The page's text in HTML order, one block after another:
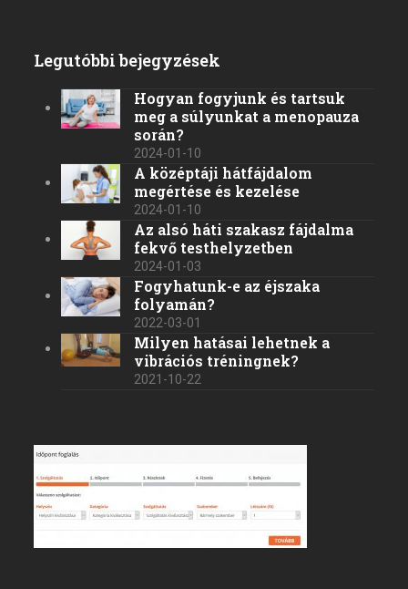
Legutóbbi bejegyzések
Hogyan fogyjunk és tartsuk
meg a súlyunkat a menopauza
során?
2024-01-10
A középtáji hátfájdalom
megértése és kezelése
2024-01-10
Az alsó háti szakasz fájdalma
fekvő testhelyzetben
2024-01-03
Fogyhatunk-e az éjszaka
folyamán?
2022-03-01
Milyen hatásai lehetnek a
vibrációs tréningnek?
2021-10-22